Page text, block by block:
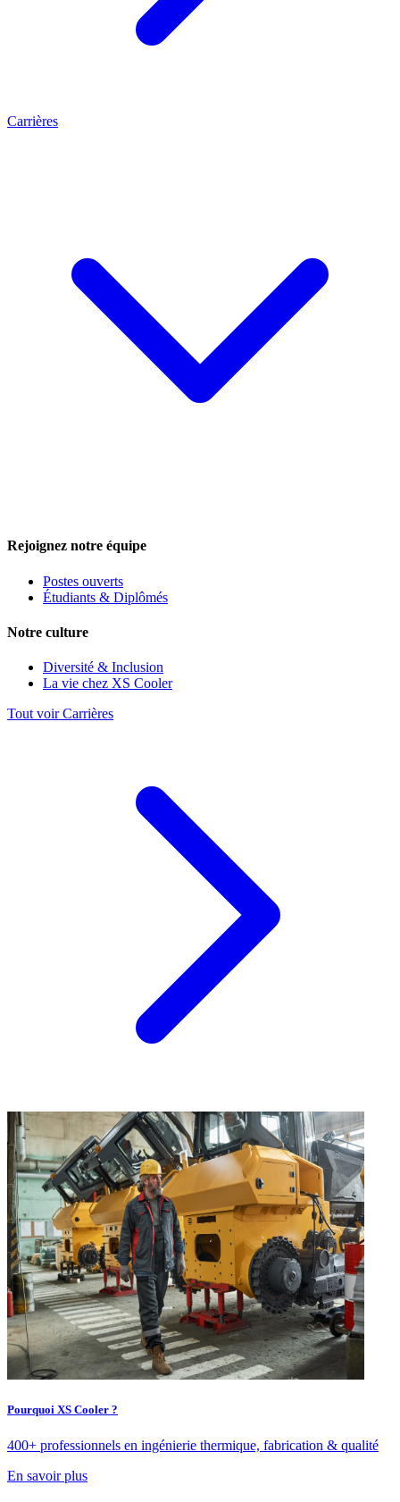
Carrières
Rejoignez notre équipe
Postes ouverts
Étudiants & Diplômés
Notre culture
Diversité & Inclusion
La vie chez XS Cooler
Tout voir Carrières
Pourquoi XS Cooler ?
400+ professionnels en ingénierie thermique, fabrication & qualité
En savoir plus